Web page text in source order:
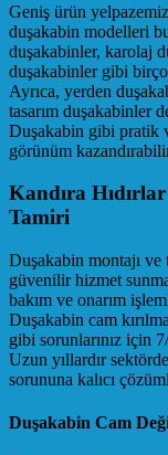
Geniş ürün
duşakabin modelleri
duşakabinler, karolaj
duşakabinler gibi
Ayrıca, yerden
tasarım duşakabinler
Duşakabin gibi pratik
görünüm
Kandıra
Tamiri
Duşakabin montajı
güvenilir hizmet
bakım ve onarım
Duşakabin cam
gibi sorunlarınız için
Uzun yıllardır
sorununa kalıcı
Duşakabin Cam